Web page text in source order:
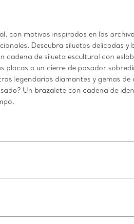
con motivos inspirados en los
Descubra siluetas delicadas y
de silueta escultural con
placas o un cierre de pasador
legendarios diamantes y gemas
Un brazalete con cadena de